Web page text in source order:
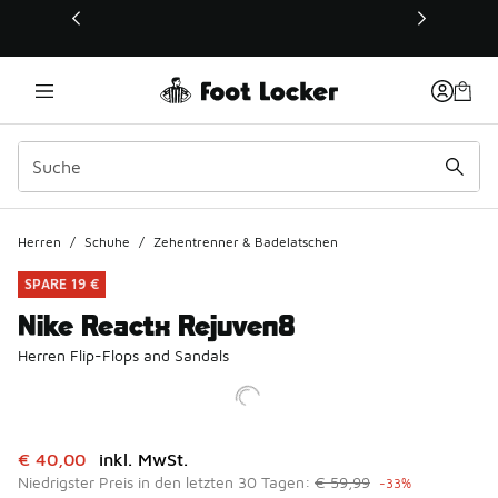
Dieser Link öffnet sich in einem neuen Fenster
Herren / Schuhe / Zehentrenner & Badelatschen
SPARE 19 €
Nike Reactx Rejuven8
Herren Flip-Flops and Sandals
Dieser Artikel ist im Sale. Der Preis ist von auf € 40,00
€ 40,00 inkl. MwSt.
Niedrigster Preis in den letzten 30 Tagen: € 59,99 -33%